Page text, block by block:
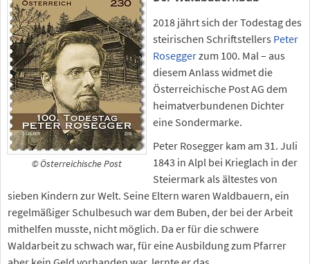
© Österreichische Post
2018 jährt sich der Todestag des
steirischen Schriftstellers Peter
Roseggerzum 100. Mal – aus
diesem Anlass widmet die
Österreichische Post AG dem
heimatverbundenen Dichter
eine Sondermarke.
Peter Rosegger kam am 31. Juli
1843 in Alpl bei Krieglach in der
Steiermark als ältestes von
sieben Kindern zur Welt. Seine Eltern waren Waldbauern, ein
regelmäßiger Schulbesuch war dem Buben, der bei der Arbeit
mithelfen musste, nicht möglich. Da er für die schwere
Waldarbeit zu schwach war, für eine Ausbildung zum Pfarrer